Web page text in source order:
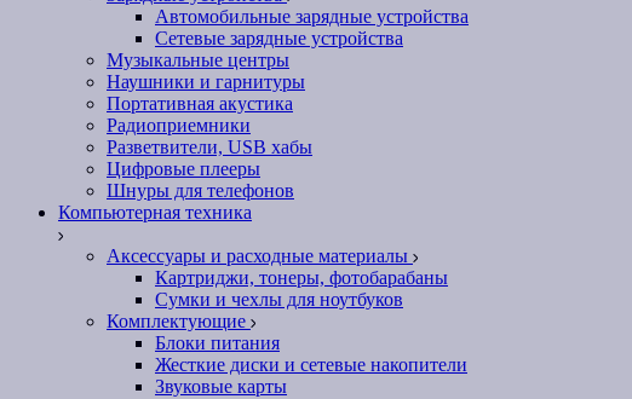
Автомобильные зарядные устройства
Сетевые зарядные устройства
Музыкальные центры
Наушники и гарнитуры
Портативная акустика
Радиоприемники
Разветвители, USB хабы
Цифровые плееры
Шнуры для телефонов
Компьютерная техника
Аксессуары и расходные материалы
Картриджи, тонеры, фотобарабаны
Сумки и чехлы для ноутбуков
Комплектующие
Блоки питания
Жесткие диски и сетевые накопители
Звуковые карты